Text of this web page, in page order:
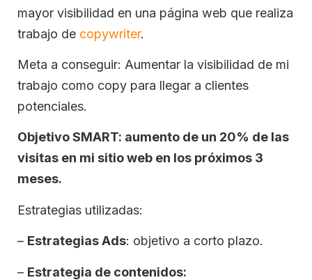
mayor visibilidad en una página web que realiza
trabajo de copywriter.
Meta a conseguir: Aumentar la visibilidad de mi
trabajo como copy para llegar a clientes
potenciales.
Objetivo SMART: aumento de un 20% de las
visitas en mi sitio web en los próximos 3
meses.
Estrategias utilizadas:
– Estrategias Ads: objetivo a corto plazo.
– Estrategia de contenidos: